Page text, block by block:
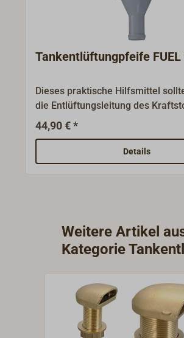
Tankentlüftungpfeife FUEL
Dieses praktische Hilfsmittel
die Entlüftungsleitung des
eingebaut sein.Beim Tanken wird
entweichende Luft ein Pfeifton
kurz bevor der Tank voll ist, in ein
übergeht.Der Tankvorgang kann
44,90 € *
Details
Weitere Artikel
Kategorie